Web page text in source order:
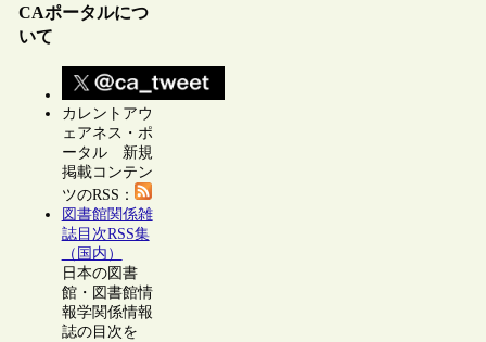
CAポータルにつ
いて
カレントアウ
ェアネス・ポ
ータル 新規
掲載コンテン
ツのRSS：
図書館関係雑
誌目次RSS集
（国内）
日本の図書
館・図書館情
報学関係情報
誌の目次を